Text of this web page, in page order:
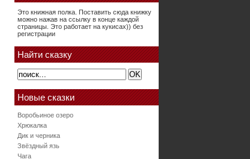
Это книжная полка. Поставить сюда книжку
можно нажав на ссылку в конце каждой
страницы. Это работает на кукисах)) без
регистрации
Найти сказку
Новые сказки
Воробьиное озеро
Хрюкалка
Дик и черника
Звёздный язь
Чага